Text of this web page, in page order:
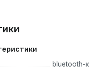
переноске с любой
руку или ветку
bluetooth-